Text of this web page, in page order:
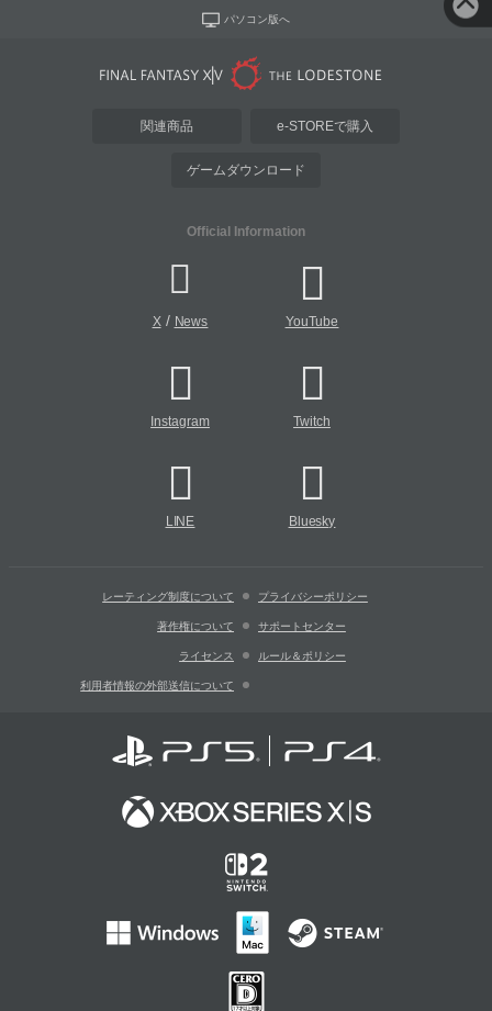
パソコン版へ
関連商品 e-STOREで購入
ゲームダウンロード
Official Information
X/ News YouTube
Instagram Twitch
LINE Bluesky
レーティング制度について プライバシーポリシー
著作権について サポートセンター
ライセンス ルール＆ポリシー
利用者情報の外部送信について